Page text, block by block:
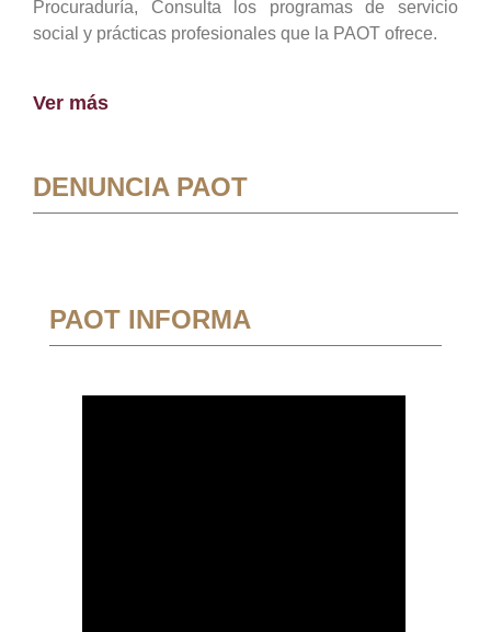
Procuraduría, Consulta los programas de servicio
social y prácticas profesionales que la PAOT ofrece.
Ver más
DENUNCIA PAOT
PAOT INFORMA